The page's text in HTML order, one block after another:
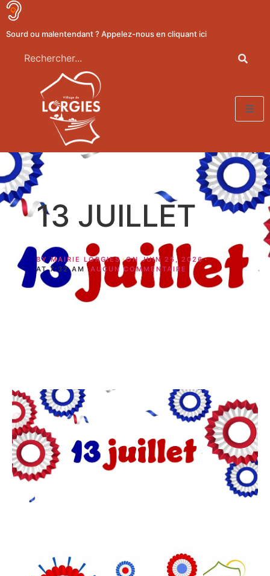
Sourd ou malentendant ? Appelez-nous en cliquant ici
13 JUILLET
BY MAIRIE LORGIES ON JUIN 25, 2026
AT 7:32 AM AUCUN COMMENTAIRE